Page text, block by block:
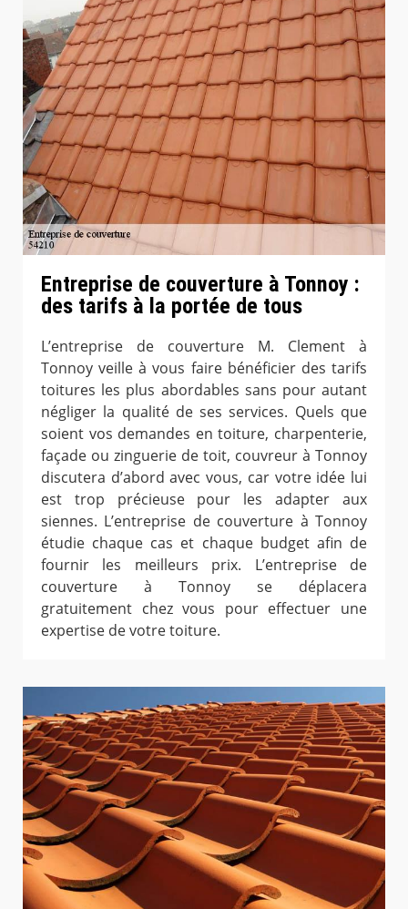
Entreprise de couverture à Tonnoy :
des tarifs à la portée de tous
L’entreprise de couverture M. Clement à
Tonnoy veille à vous faire bénéficier des tarifs
toitures les plus abordables sans pour autant
négliger la qualité de ses services. Quels que
soient vos demandes en toiture, charpenterie,
façade ou zinguerie de toit, couvreur à Tonnoy
discutera d’abord avec vous, car votre idée lui
est trop précieuse pour les adapter aux
siennes. L’entreprise de couverture à Tonnoy
étudie chaque cas et chaque budget afin de
fournir les meilleurs prix. L’entreprise de
couverture à Tonnoy se déplacera
gratuitement chez vous pour effectuer une
expertise de votre toiture.